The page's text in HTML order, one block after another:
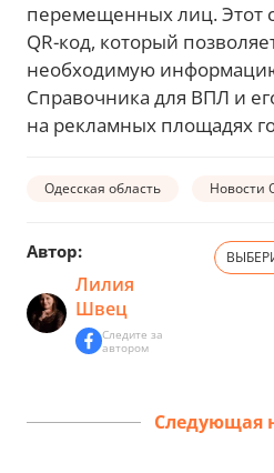
перемещенных лиц. Этот
QR-код, который
необходимую
Справочника для ВПЛ и
на рекламных площадях
Одесская область Новости
Автор:
Лилия
Швец
Следите за
автором
Следующая